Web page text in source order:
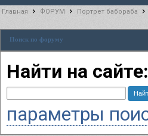
Ветка: Расстаюсь или Развожусь. САНЧАС
РАЗДЕЛ: Разное
Главная ФОРУМ Портрет бабораба
Поиск по форуму
Найти на сайте:
параметры